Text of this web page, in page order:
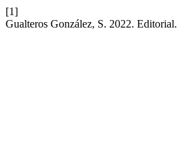
[1]
Gualteros González, S. 2022. Editorial.